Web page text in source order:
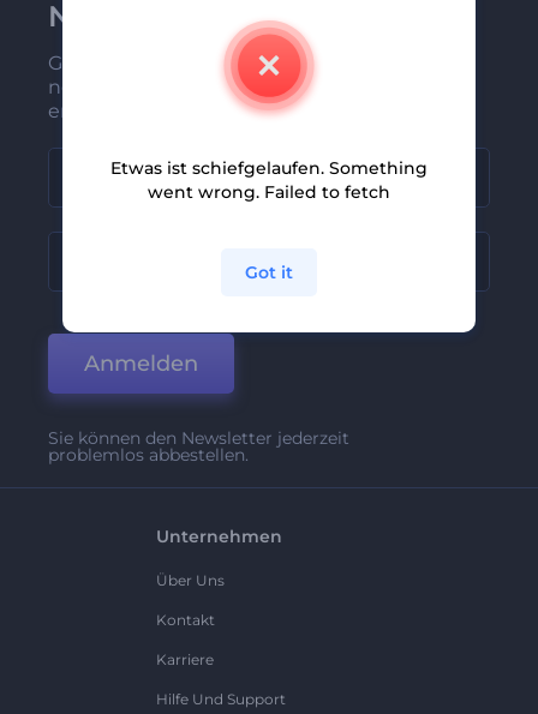
Newsletter anmelden
Gehören Sie zu den Ersten, die unsere
neuesten Nachrichten und Angebote
erhalten
Anmelden
Sie können den Newsletter jederzeit
problemlos abbestellen.
Unternehmen
Über Uns
Kontakt
Karriere
Hilfe Und Support
Etwas ist schiefgelaufen. Something
went wrong. Failed to fetch
Got it